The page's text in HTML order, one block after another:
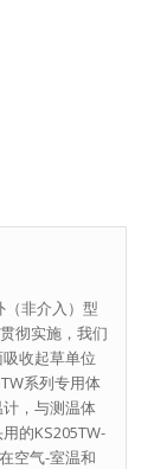
（非介入）型
彻实施，我们
收起草单位
系列专用体
，与测温体
的KS205TW-
空气-室温和